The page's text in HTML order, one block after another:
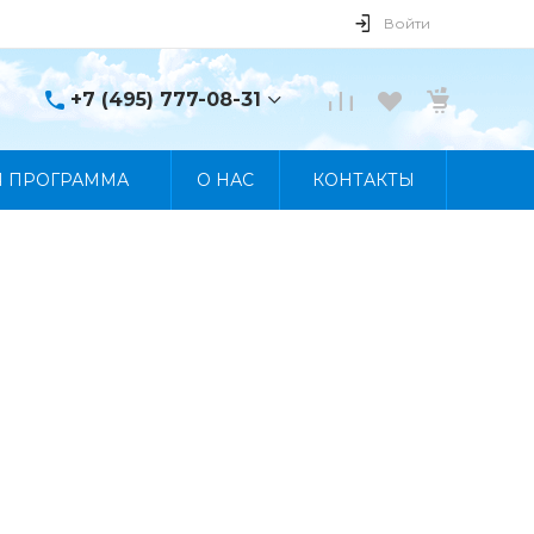
Войти
+7 (495) 777-08-31
+7 (495) 777-08-31
ПРОГРАММА О НАС КОНТАКТЫ